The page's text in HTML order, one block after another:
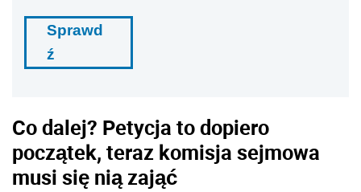
Sprawd
ź
Co dalej? Petycja to dopiero
początek, teraz komisja sejmowa
musi się nią zająć